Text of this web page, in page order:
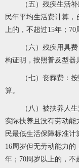
（五）残疾生活
民年平均生活费计算，
上的，不超过15年；70
（六）残疾用具
构证明，按照普及型器
（七）丧葬费：
算。
（八）被扶养人
实际扶养且没有劳动
民最低生活保障标准计
16周岁但无劳动能力的
年；70周岁以上的，不